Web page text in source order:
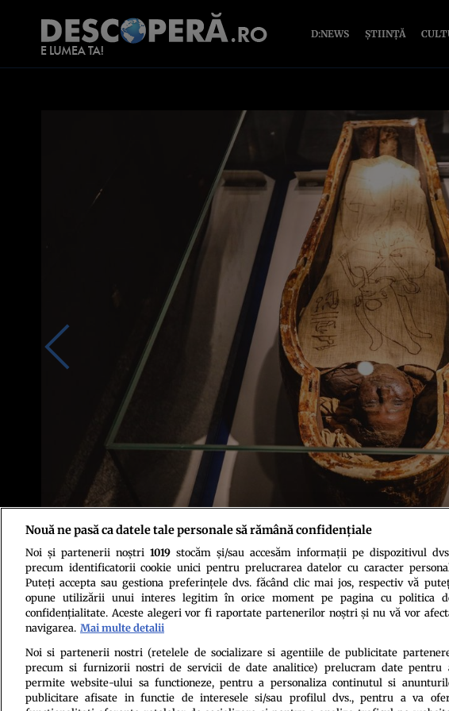
D:NEWS ȘTIINȚĂ
Foto: Shutterstock
Politica de confidenţialitatePolitica
Nouă ne pasă ca datele tale personale să rămână confidențiale
Noi și partenerii noștri 1019stocăm și/sau accesăm informații pe dispozitivul
precum identificatorii cookie unici pentru prelucrarea datelor cu caracter
Puteți accepta sau gestiona preferințele dvs. făcând clic mai jos, respectiv vă
opune utilizării unui interes legitim în orice moment pe pagina cu politica
confidențialitate. Aceste alegeri vor fi raportate partenerilor noștri și nu vă vor
navigarea. Mai multe detalii
Noi si partenerii nostri (retelele de socializare si agentiile de publicitate
precum si furnizorii nostri de servicii de date analitice) prelucram date pentru
permite website-ului sa functioneze, pentru a personaliza continutul si
publicitare afisate in functie de interesele si/sau profilul dvs., pentru a va